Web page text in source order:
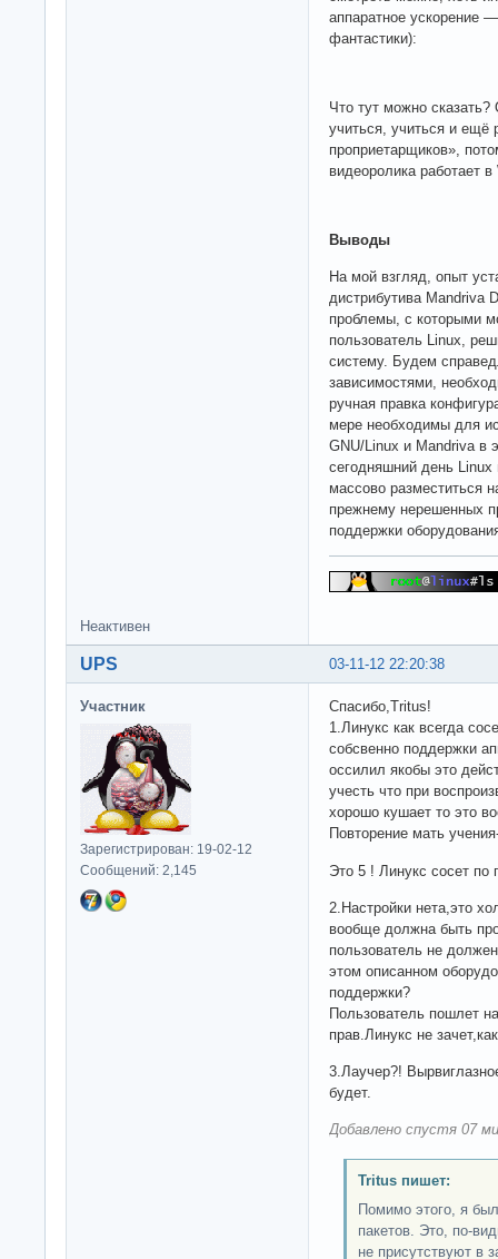
аппаратное ускорение
фантастики):
Что тут можно
учиться, учиться и ещё
проприетарщиков»,
видеоролика работает
Выводы
На мой взгляд, опыт
дистрибутива Mandriva
проблемы, с которыми
пользователь Linux,
систему. Будем
зависимостями,
ручная правка
мере необходимы для
GNU/Linux и Mandriva в
сегодняшний день Linux
массово разместиться
прежнему нерешенных
поддержки
Неактивен
03-11-12 22:20:38
UPS
Участник
Зарегистрирован: 19-02-12
Сообщений: 2,145
Cпасибо,Tritus!
1.Линукс как всегда
собсвенно поддержки
оссилил якобы это
учесть что при
хорошо кушает то это
Повторение мать
Это 5 ! Линукс сосет по
2.Настройки нета,это
вообще должна быть
пользователь не
этом описанном
поддержки?
Пользователь пошлет
прав.Линукс не
3.Лаучер?!
будет.
Добавлено спустя 07
Tritus пишет:
Помимо этого, я
пакетов. Это, по-
не присутствуют в